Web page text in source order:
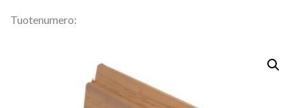
Tuotenumero: